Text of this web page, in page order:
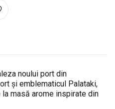
noului port din
și emblematicul Palataki,
la masă arome inspirate din